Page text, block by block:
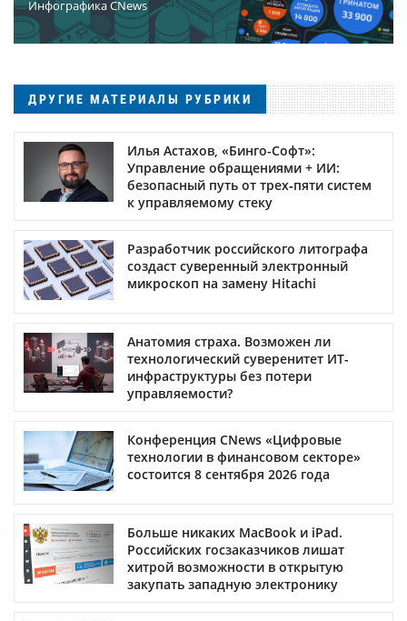
Инфографика CNews
ДРУГИЕ МАТЕРИАЛЫ РУБРИКИ
Илья Астахов, «Бинго-Софт»:
Управление обращениями + ИИ:
безопасный путь от трех‑пяти систем
к управляемому стеку
Разработчик российского литографа
создаст суверенный электронный
микроскоп на замену Hitachi
Анатомия страха. Возможен ли
технологический суверенитет ИТ-
инфраструктуры без потери
управляемости?
Конференция CNews «Цифровые
технологии в финансовом секторе»
состоится 8 сентября 2026 года
Больше никаких MacBook и iPad.
Российских госзаказчиков лишат
хитрой возможности в открытую
закупать западную электронику